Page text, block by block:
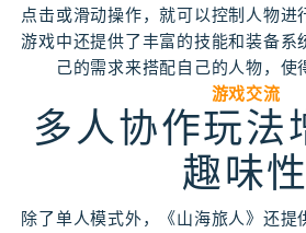
点击或滑动操作，就可以控制人物进
游戏中还提供了丰富的技能和装备系
己的需求来搭配自己的人物，使
游戏交流
多人协作玩法
趣味性
除了单人模式外，《山海旅人》还提